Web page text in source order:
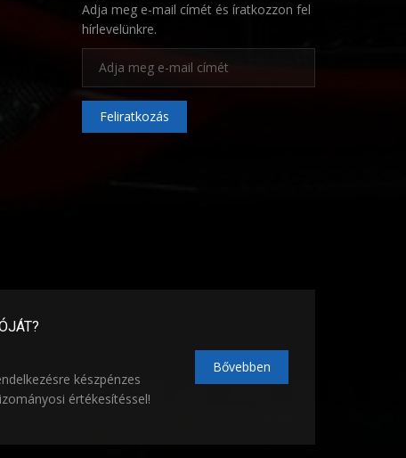
Adja meg e-mail címét és íratkozzon fel
hírlevelünkre.
Feliratkozás
készpénzes
értékesítéssel!
Bővebben